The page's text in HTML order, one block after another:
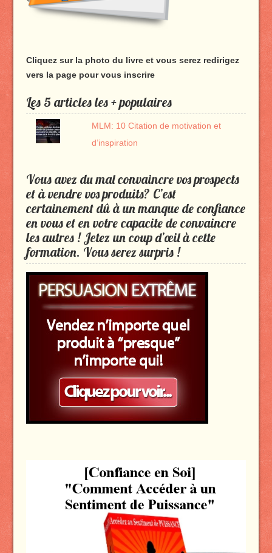
Cliquez sur la photo du livre et vous serez redirigez
vers la page pour vous inscrire
Les 5 articles les + populaires
MLM: 10 Citation de motivation et
d’inspiration
Vous avez du mal convaincre vos prospects
et à vendre vos produits? C’est
certainement dû à un manque de confiance
en vous et en votre capacite de convaincre
les autres ! Jetez un coup d’œil à cette
formation. Vous serez surpris !